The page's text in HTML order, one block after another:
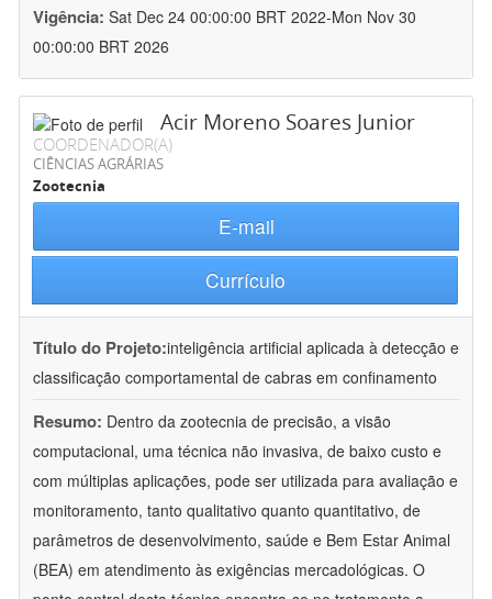
Vigência: Sat Dec 24 00:00:00 BRT 2022-Mon Nov 30
00:00:00 BRT 2026
Acir Moreno Soares Junior
COORDENADOR(A)
CIÊNCIAS AGRÁRIAS
Zootecnia
E-mail
Currículo
Título do Projeto:inteligência artificial aplicada à detecção e
classificação comportamental de cabras em confinamento
Resumo: Dentro da zootecnia de precisão, a visão
computacional, uma técnica não invasiva, de baixo custo e
com múltiplas aplicações, pode ser utilizada para avaliação e
monitoramento, tanto qualitativo quanto quantitativo, de
parâmetros de desenvolvimento, saúde e Bem Estar Animal
(BEA) em atendimento às exigências mercadológicas. O